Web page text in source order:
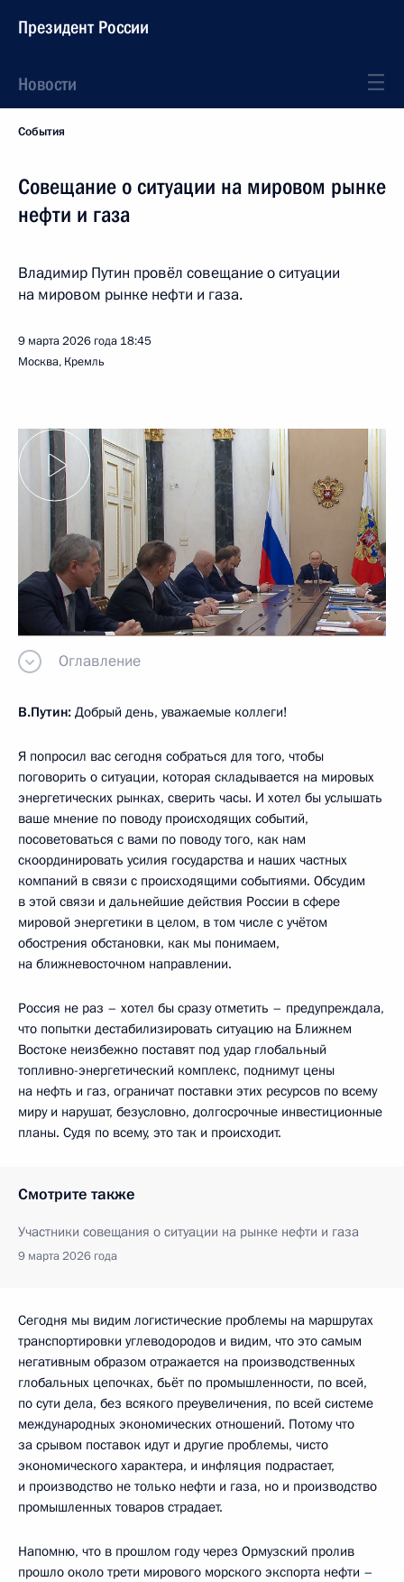
Президент России
Новости
События
Совещание о ситуации на мировом рынке
нефти и газа
Владимир Путин провёл совещание о ситуации
на мировом рынке нефти и газа.
9 марта 2026 года 18:45
Москва, Кремль
Оглавление
В.Путин: Добрый день, уважаемые коллеги!
Я попросил вас сегодня собраться для того, чтобы
поговорить о ситуации, которая складывается на мировых
энергетических рынках, сверить часы. И хотел бы услышать
ваше мнение по поводу происходящих событий,
посоветоваться с вами по поводу того, как нам
скоординировать усилия государства и наших частных
компаний в связи с происходящими событиями. Обсудим
в этой связи и дальнейшие действия России в сфере
мировой энергетики в целом, в том числе с учётом
обострения обстановки, как мы понимаем,
на ближневосточном направлении.
Россия не раз – хотел бы сразу отметить – предупреждала,
что попытки дестабилизировать ситуацию на Ближнем
Востоке неизбежно поставят под удар глобальный
топливно-энергетический комплекс, поднимут цены
на нефть и газ, ограничат поставки этих ресурсов по всему
миру и нарушат, безусловно, долгосрочные инвестиционные
планы. Судя по всему, это так и происходит.
Смотрите также
Участники совещания о ситуации на рынке нефти и газа
9 марта 2026 года
Сегодня мы видим логистические проблемы на маршрутах
транспортировки углеводородов и видим, что это самым
негативным образом отражается на производственных
глобальных цепочках, бьёт по промышленности, по всей,
по сути дела, без всякого преувеличения, по всей системе
международных экономических отношений. Потому что
за срывом поставок идут и другие проблемы, чисто
экономического характера, и инфляция подрастает,
и производство не только нефти и газа, но и производство
промышленных товаров страдает.
Напомню, что в прошлом году через Ормузский пролив
прошло около трети мирового морского экспорта нефти –